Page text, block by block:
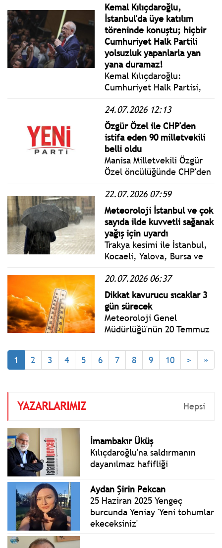
Kıyı Ege, İç Anadolu’nun
güney ve doğusu ile
Akdeniz Bölgesi'nin iç
kesimlerinde rüzgarın hızı
saatte 60 km'yi geçiyor.
Kemal Kılıçdaroğlu,
İstanbul'da üye katılım
töreninde konuştu; hiçbir
Cumhuriyet Halk Partili
yolsuzluk yapanlarla yan
yana duramaz!
Kemal Kılıçdaroğlu:
Cumhuriyet Halk Partisi,
kimsesidir. Adımız belli;
Halk Partisiyiz, halkın
partisiyiz, Biz Mustafa
Kemal'in, İnönü'nün,
Ecevit'in, Baykal'ın
partisiyiz.
24.07.2026 12:13
Özgür Özel ile CHP'den
istifa eden 90 milletvekili
belli oldu
Manisa Milletvekili Özgür
Özel öncülüğünde CHP'den
Kurucular Kurulu'nda yer
alan 91 milletvekilinin
isimleri belli oldu.
22.07.2026 07:59
Meteoroloji İstanbul ve çok
sayıda ilde kuvvetli sağanak
yağış için uyardı
Trakya kesimi ile İstanbul,
Kocaeli, Yalova, Bursa ve
sağanak ve gök gürültülü
sağanak yağışlı geçeceği
tahmin ediliyor.
20.07.2026 06:37
Dikkat kavurucu sıcaklar 3
gün sürecek
Meteoroloji Genel
Müdürlüğü'nün 20 Temmuz
göre; Hava sıcaklıkları
yükselerek bugünden
1 2 3 4 5 6 7 8 9 10 > »
YAZARLARIMIZ Hepsi
İmambakır Üküş
Kılıçdaroğlu'na saldırmanın
dayanılmaz hafifliği
Aydan Şirin Pekcan
25 Haziran 2025 Yengeç
burcunda Yeniay 'Yeni tohumlar
ekeceksiniz'